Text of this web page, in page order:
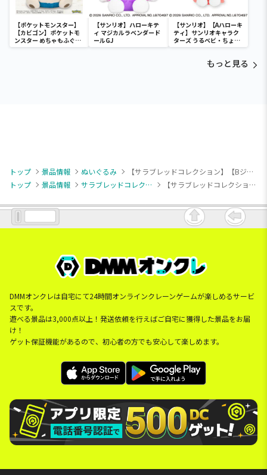
【ポケットモンスター】
【カビゴン】ポケットモ
ンスター めちゃもふぐっ
と ほっこりいやされぬい
【サンリオ】ハローキテ
ィ マジカルラベンダード
ールGJ
【サンリオ】【Aハローキ
ティ】サンリオキャラク
ターズ うるベビ・ちょい
デカドール
もっと見る
トップ 景品情報 ぬいぐるみ
【サラブレッドコレクション】【Bジェンティルドンナ】サラブレッドコレクション ファンファーレぬいぐるみ(オルフェーヴル・ジェンティルドンナ)
トップ
景品情報 サラブレッドコレクション 【サラブレッドコレクション】【Bジェンティルドンナ】サラブレッドコレクション ファンファーレぬいぐるみ(オルフェーヴル・ジェンティルドンナ)
DMMオンクレは自宅にて24時間オンラインクレーンゲームが楽しめるサービ
スです。
遊べる景品は3,000点以上！発送依頼を行えばご自宅に獲得した景品をお届
け！
ゲット保証機能があるので、初心者の方でも安心して楽しめます。